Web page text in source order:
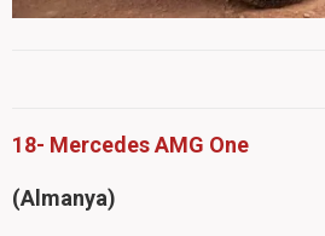
18- Mercedes AMG One
(Almanya)